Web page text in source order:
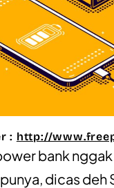
: http://
bank nggak
dicas deh